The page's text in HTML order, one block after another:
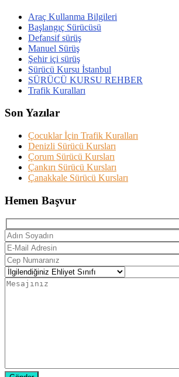
Araç Kullanma Bilgileri
Başlangıç Sürücüsü
Defansif sürüş
Manuel Sürüş
Şehir içi sürüş
Sürücü Kursu İstanbul
SÜRÜCÜ KURSU REHBER
Trafik Kuralları
Son Yazılar
Çocuklar İçin Trafik Kuralları
Denizli Sürücü Kursları
Çorum Sürücü Kursları
Çankırı Sürücü Kursları
Çanakkale Sürücü Kursları
Hemen Başvur